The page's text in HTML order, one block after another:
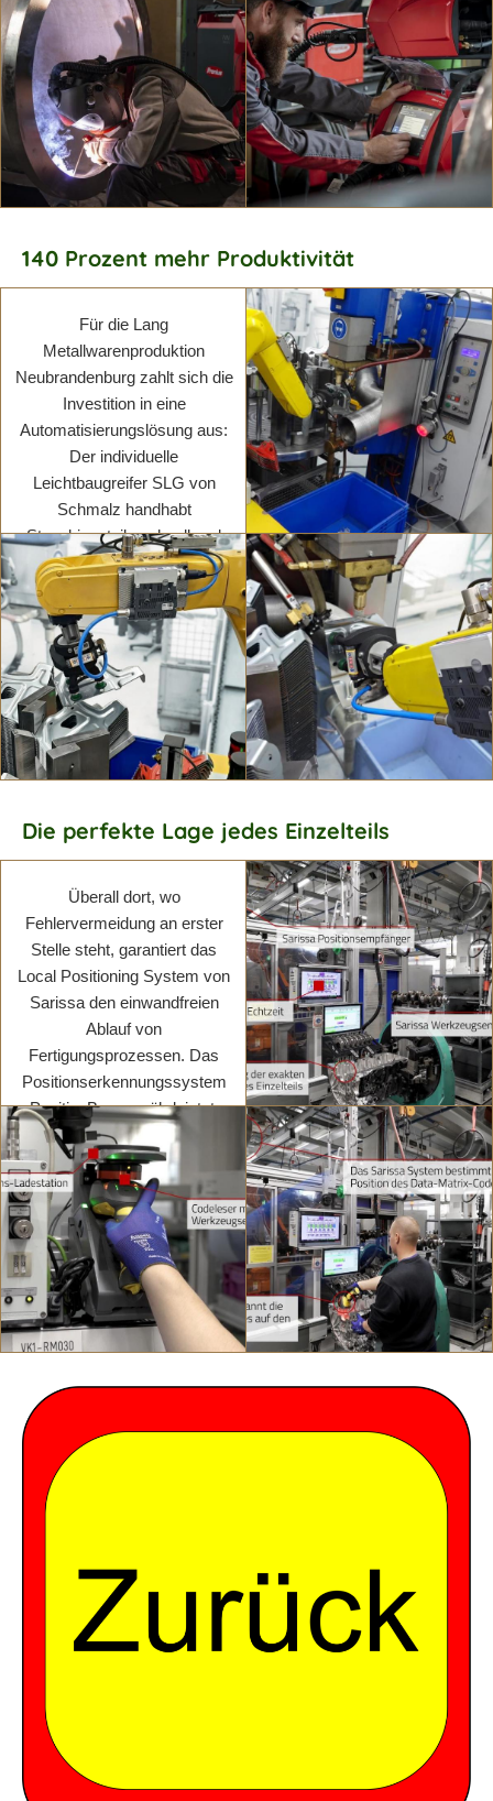
möglich.
Mehr erfahren
Mehr erfahren
Mehr erfahren Mehr erfahren
140 Prozent mehr Produktivität
Für die Lang
Metallwarenproduktion
Neubrandenburg zahlt sich die
Investition in eine
Automatisierungslösung aus:
Der individuelle
Leichtbaugreifer SLG von
Schmalz handhabt
Stanzbiegeteile schnell und
zuverlässig und erhöht damit
die Produktivität deutlich.
Mehr erfahren
Mehr erfahren
Mehr erfahren Mehr erfahren
Die perfekte Lage jedes Einzelteils
Überall dort, wo
Fehlervermeidung an erster
Stelle steht, garantiert das
Local Positioning System von
Sarissa den einwandfreien
Ablauf von
Fertigungsprozessen. Das
Positionserkennungssystem
PositionBox gewährleistet,
dass Montageprozesse immer
einwandfrei ablaufen.
Mehr erfahren
Mehr erfahren